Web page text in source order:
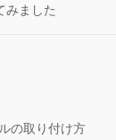
みました
の取り付け方